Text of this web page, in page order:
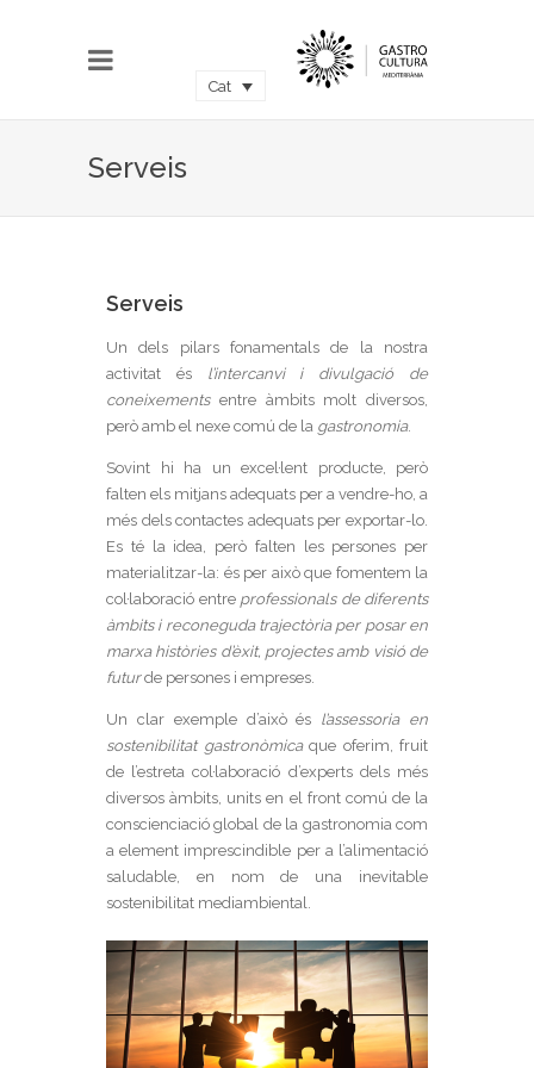
Cat
Serveis
Serveis
Un dels pilars fonamentals de la nostra
activitat és l’intercanvi i divulgació de
coneixementsentre àmbits molt diversos,
però amb el nexe comú de la gastronomia.
Sovint hi ha un excel·lent producte, però
falten els mitjans adequats per a vendre-ho, a
més dels contactes adequats per exportar-lo.
Es té la idea, però falten les persones per
materialitzar-la: és per això que fomentem la
col·laboració entre professionals de diferents
àmbits i reconeguda trajectòria per posar en
marxa històries d’èxit, projectes amb visió de
futurde persones i empreses.
Un clar exemple d’això és l’assessoria en
sostenibilitat gastronòmicaque oferim, fruit
de l’estreta col·laboració d’experts dels més
diversos àmbits, units en el front comú de la
conscienciació global de la gastronomia com
a element imprescindible per a l’alimentació
saludable, en nom de una inevitable
sostenibilitat mediambiental.